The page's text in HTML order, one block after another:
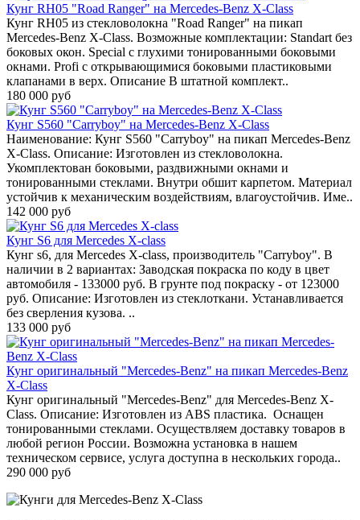
Кунг RH05 "Road Ranger" на Mercedes-Benz X-Class
Кунг RH05 из стекловолокна "Road Ranger" на пикап
Mercedes-Benz X-Class. Возможные комплектации: Standart без
боковых окон. Special с глухими тонированными боковыми
окнами. Profi с открывающимися боковыми пластиковыми
клапанами в верх. Описание В штатной комплект..
180 000 руб
Кунг S560 "Carryboy" на Mercedes-Benz X-Class
Наименование: Кунг S560 "Carryboy" на пикап Mercedes-Benz
X-Class. Описание: Изготовлен из стекловолокна.
Укомплектован боковыми, раздвижными окнами и
тонированными стеклами. Внутри обшит карпетом. Материал
устойчив к механическим воздействиям, влагоустойчив. Име..
142 000 руб
Кунг S6 для Mercedes X-class
Кунг s6, для Mercedes X-class, производитель "Carryboy". В
наличии в 2 вариантах: Заводская покраска по коду в цвет
автомобиля - 133000 руб. В грунте под покраску - от 123000
руб. Описание: Изготовлен из стеклоткани. Устанавливается
без сверления кузова. ..
133 000 руб
Кунг оригинальный "Mercedes-Benz" на пикап Mercedes-Benz
X-Class
Кунг оригинальный "Mercedes-Benz" для Mercedes-Benz X-
Class. Описание: Изготовлен из ABS пластика. Оснащен
тонированными стеклами. Осуществляем доставку товаров в
любой регион России. Возможна установка в нашем
техническом сервисе, услуга доступна в нескольких города..
290 000 руб